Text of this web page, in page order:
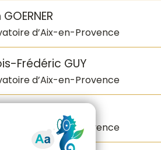
d’Aix-en-Provence
Frédéric GUY
d’Aix-en-Provence
d’Aix-en-Provence